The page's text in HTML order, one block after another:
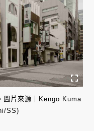
圖片來源｜Kengo Kuma
SS)